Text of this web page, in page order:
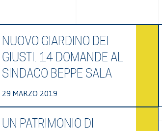
NUOVO GIARDINO DEI
GIUSTI. 14 DOMANDE AL
SINDACO BEPPE SALA
29 MARZO 2019
UN PATRIMONIO DI